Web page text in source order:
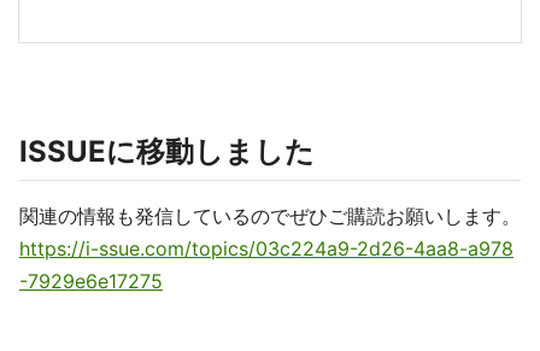
ISSUEに移動しました
関連の情報も発信しているのでぜひご購読お願いします。
https://i-ssue.com/topics/03c224a9-2d26-4aa8-a978
-7929e6e17275